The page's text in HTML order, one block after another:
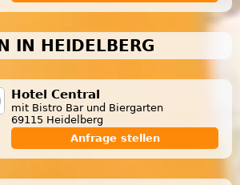
IN HEIDELBERG
Hotel Central
mit Bistro Bar und Biergarten
69115 Heidelberg
Anfrage stellen